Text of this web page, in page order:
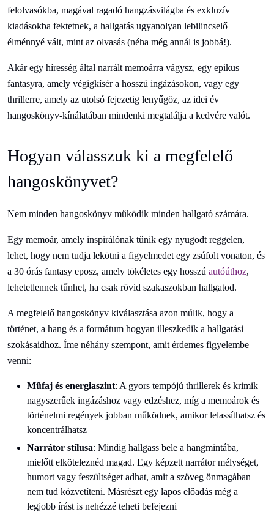
felolvasókba, magával ragadó hangzásvilágba és exkluzív
kiadásokba fektetnek, a hallgatás ugyanolyan lebilincselő
élménnyé vált, mint az olvasás (néha még annál is jobbá!).
Akár egy híresség által narrált memoárra vágysz, egy epikus
fantasyra, amely végigkísér a hosszú ingázásokon, vagy egy
thrillerre, amely az utolsó fejezetig lenyűgöz, az idei év
hangoskönyv-kínálatában mindenki megtalálja a kedvére valót.
Hogyan válasszuk ki a megfelelő
hangoskönyvet?
Nem minden hangoskönyv működik minden hallgató számára.
Egy memoár, amely inspirálónak tűnik egy nyugodt reggelen,
lehet, hogy nem tudja lekötni a figyelmedet egy zsúfolt vonaton, és
a 30 órás fantasy eposz, amely tökéletes egy hosszú autóúthoz,
lehetetlennek tűnhet, ha csak rövid szakaszokban hallgatod.
A megfelelő hangoskönyv kiválasztása azon múlik, hogy a
történet, a hang és a formátum hogyan illeszkedik a hallgatási
szokásaidhoz. Íme néhány szempont, amit érdemes figyelembe
venni:
Műfaj és energiaszint: A gyors tempójú thrillerek és krimik
nagyszerűek ingázáshoz vagy edzéshez, míg a memoárok és
történelmi regények jobban működnek, amikor lelassíthatsz és
koncentrálhatsz
Narrátor stílusa: Mindig hallgass bele a hangmintába,
mielőtt elköteleznéd magad. Egy képzett narrátor mélységet,
humort vagy feszültséget adhat, amit a szöveg önmagában
nem tud közvetíteni. Másrészt egy lapos előadás még a
legjobb írást is nehézzé teheti befejezni